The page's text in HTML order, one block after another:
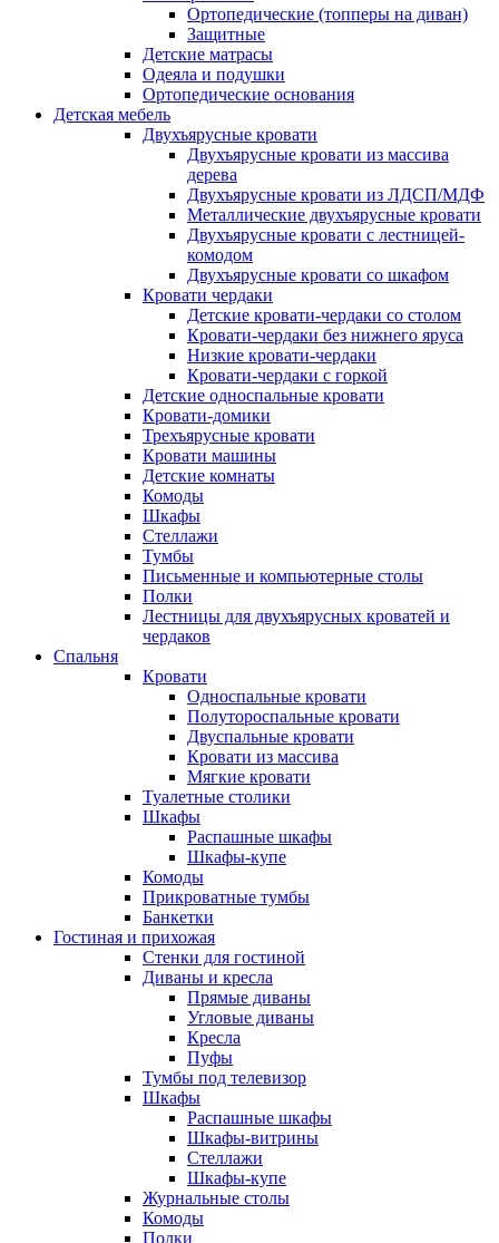
Ортопедические (топперы на диван)
Защитные
Детские матрасы
Одеяла и подушки
Ортопедические основания
Детская мебель
Двухъярусные кровати
Двухъярусные кровати из массива
дерева
Двухъярусные кровати из ЛДСП/МДФ
Металлические двухъярусные кровати
Двухъярусные кровати с лестницей-
комодом
Двухъярусные кровати со шкафом
Кровати чердаки
Детские кровати-чердаки со столом
Кровати-чердаки без нижнего яруса
Низкие кровати-чердаки
Кровати-чердаки с горкой
Детские односпальные кровати
Кровати-домики
Трехъярусные кровати
Кровати машины
Детские комнаты
Комоды
Шкафы
Стеллажи
Тумбы
Письменные и компьютерные столы
Полки
Лестницы для двухъярусных кроватей и
чердаков
Спальня
Кровати
Односпальные кровати
Полутороспальные кровати
Двуспальные кровати
Кровати из массива
Мягкие кровати
Туалетные столики
Шкафы
Распашные шкафы
Шкафы-купе
Комоды
Прикроватные тумбы
Банкетки
Гостиная и прихожая
Стенки для гостиной
Диваны и кресла
Прямые диваны
Угловые диваны
Кресла
Пуфы
Тумбы под телевизор
Шкафы
Распашные шкафы
Шкафы-витрины
Стеллажи
Шкафы-купе
Журнальные столы
Комоды
Полки